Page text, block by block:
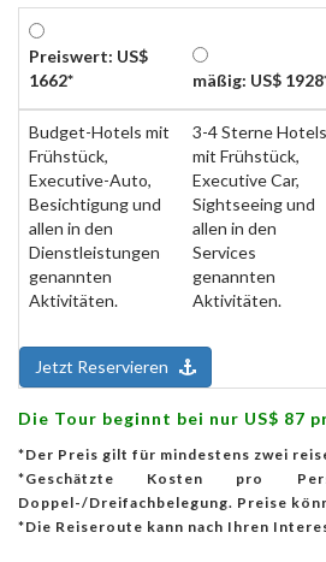
Preiswert: US$
1662*
mäßig: US$
Budget-Hotels mit
Frühstück,
Executive-Auto,
Besichtigung und
allen in den
Dienstleistungen
genannten
Aktivitäten.
3-4 Sterne Hotels
mit Frühstück,
Executive Car,
Sightseeing und
allen in den
Services
genannten
Aktivitäten.
Jetzt Reservieren
Die Tour beginnt bei nur US$ 87
*Der Preis gilt für mindestens zwei
*Geschätzte Kosten pro
Doppel-/Dreifachbelegung. Preise
*Die Reiseroute kann nach Ihren